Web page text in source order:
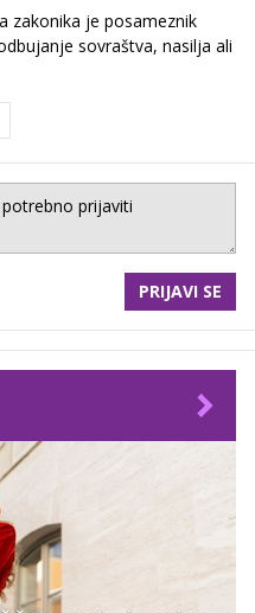
zakonika je posameznik
sovraštva, nasilja ali
PRIJAVI SE